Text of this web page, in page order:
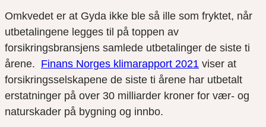
Omkvedet er at Gyda ikke ble så ille som fryktet, når
utbetalingene legges til på toppen av
forsikringsbransjens samlede utbetalinger de siste ti
årene. Finans Norges klimarapport 2021 viser at
forsikringsselskapene de siste ti årene har utbetalt
erstatninger på over 30 milliarder kroner for vær- og
naturskader på bygning og innbo.